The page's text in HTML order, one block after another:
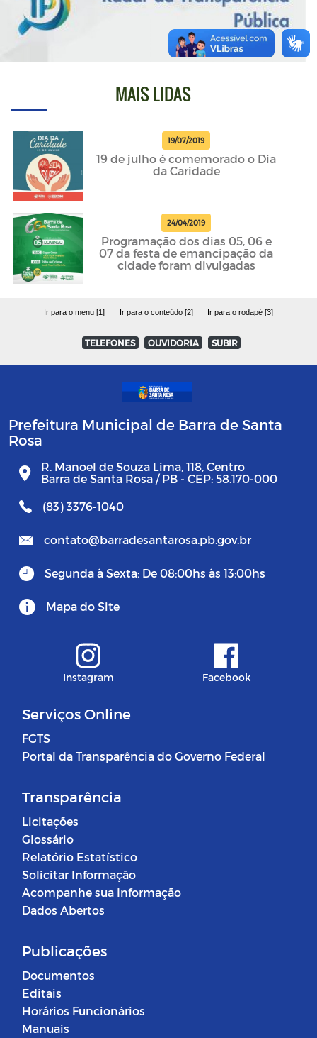
MAIS LIDAS
19/07/2019
19 de julho é comemorado o Dia
da Caridade
24/04/2019
Programação dos dias 05, 06 e
07 da festa de emancipação da
cidade foram divulgadas
Ir para o menu [1] Ir para o conteúdo [2] Ir para o rodapé [3]
TELEFONES OUVIDORIA SUBIR
Prefeitura Municipal de Barra de Santa
Rosa
R. Manoel de Souza Lima, 118, Centro
Barra de Santa Rosa / PB - CEP: 58.170-000
(83) 3376-1040
contato@barradesantarosa.pb.gov.br
Segunda à Sexta: De 08:00hs às 13:00hs
Mapa do Site
Instagram Facebook
Serviços Online
FGTS
Portal da Transparência do Governo Federal
Transparência
Licitações
Glossário
Relatório Estatístico
Solicitar Informação
Acompanhe sua Informação
Dados Abertos
Publicações
Documentos
Editais
Horários Funcionários
Manuais